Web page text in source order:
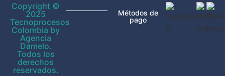
Copyright ©
2025
Tecnoprocesos
Colombia by
Agencia
Damelo.
Todos los
derechos
reservados.
Métodos de
pago